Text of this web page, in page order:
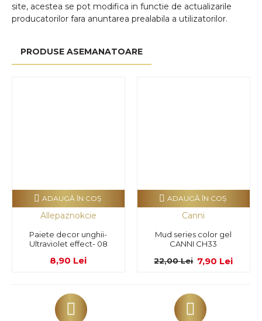
site, acestea se pot modifica in functie de actualizarile
producatorilor fara anuntarea prealabila a utilizatorilor.
PRODUSE ASEMANATOARE
Allepaznokcie
Paiete decor unghii-
Ultraviolet effect- 08
8,90 Lei
ADAUGĂ ÎN COŞ
Canni
Mud series color gel
CANNI CH33
7,90 Lei
22,00 Lei
ADAUGĂ ÎN COŞ